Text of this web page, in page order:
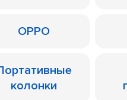
OPPO
колонки